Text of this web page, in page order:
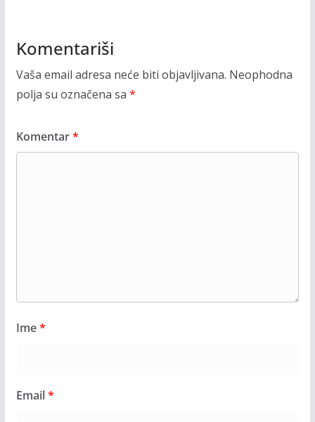
Komentariši
Vaša email adresa neće biti objavljivana. Neophodna
polja su označena sa *
Komentar*
Ime*
Email*